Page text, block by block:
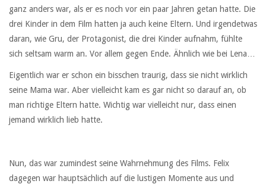
ganz anders war, als er es noch vor ein paar Jahren getan hatte. Die
drei Kinder in dem Film hatten ja auch keine Eltern. Und irgendetwas
daran, wie Gru, der Protagonist, die drei Kinder aufnahm, fühlte
sich seltsam warm an. Vor allem gegen Ende. Ähnlich wie bei Lena…
Eigentlich war er schon ein bisschen traurig, dass sie nicht wirklich
seine Mama war. Aber vielleicht kam es gar nicht so darauf an, ob
man richtige Eltern hatte. Wichtig war vielleicht nur, dass einen
jemand wirklich lieb hatte.
Nun, das war zumindest seine Wahrnehmung des Films. Felix
dagegen war hauptsächlich auf die lustigen Momente aus und